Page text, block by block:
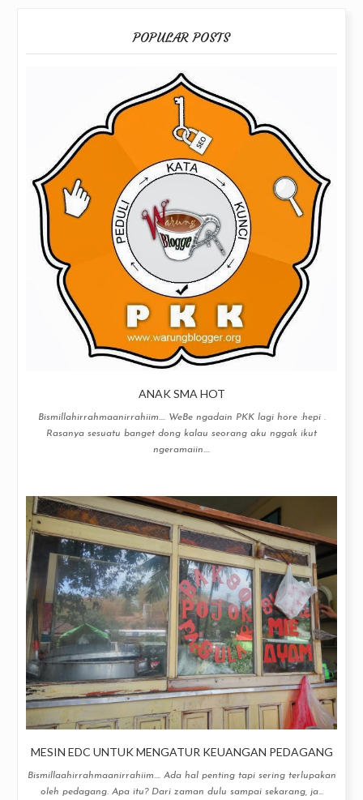
POPULAR POSTS
ANAK SMA HOT
Bismillahirrahmaanirrahiim…. WeBe ngadain PKK lagi hore :hepi .
Rasanya sesuatu banget dong kalau seorang aku nggak ikut
ngeramaiin....
MESIN EDC UNTUK MENGATUR KEUANGAN PEDAGANG
Bismillaahirrahmaanirrahiim.... Ada hal penting tapi sering terlupakan
oleh pedagang. Apa itu? Dari zaman dulu sampai sekarang, ja...